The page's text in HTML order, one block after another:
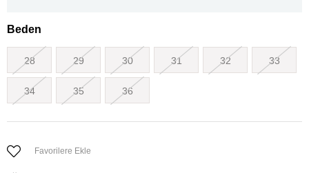
Beden
28 29 30 31 32 33
34 35 36
Favorilere Ekle